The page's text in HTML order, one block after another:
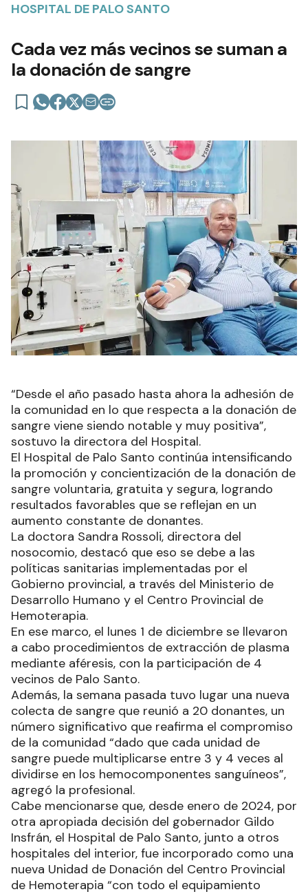
HOSPITAL DE PALO SANTO
Cada vez más vecinos se suman a
la donación de sangre
“Desde el año pasado hasta ahora la adhesión de
la comunidad en lo que respecta a la donación de
sangre viene siendo notable y muy positiva”,
sostuvo la directora del Hospital.
El Hospital de Palo Santo continúa intensificando
la promoción y concientización de la donación de
sangre voluntaria, gratuita y segura, logrando
resultados favorables que se reflejan en un
aumento constante de donantes.
La doctora Sandra Rossoli, directora del
nosocomio, destacó que eso se debe a las
políticas sanitarias implementadas por el
Gobierno provincial, a través del Ministerio de
Desarrollo Humano y el Centro Provincial de
Hemoterapia.
En ese marco, el lunes 1 de diciembre se llevaron
a cabo procedimientos de extracción de plasma
mediante aféresis, con la participación de 4
vecinos de Palo Santo.
Además, la semana pasada tuvo lugar una nueva
colecta de sangre que reunió a 20 donantes, un
número significativo que reafirma el compromiso
de la comunidad “dado que cada unidad de
sangre puede multiplicarse entre 3 y 4 veces al
dividirse en los hemocomponentes sanguíneos”,
agregó la profesional.
Cabe mencionarse que, desde enero de 2024, por
otra apropiada decisión del gobernador Gildo
Insfrán, el Hospital de Palo Santo, junto a otros
hospitales del interior, fue incorporado como una
nueva Unidad de Donación del Centro Provincial
de Hemoterapia “con todo el equipamiento